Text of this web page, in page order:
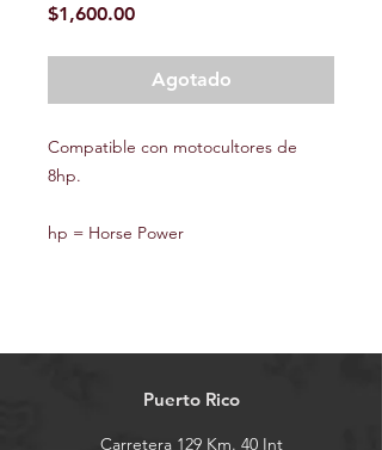
$1,600.00Precio
Agotado
Compatible con motocultores de
8hp.
hp = Horse Power
Puerto Rico
Carretera 129 Km. 40 Int